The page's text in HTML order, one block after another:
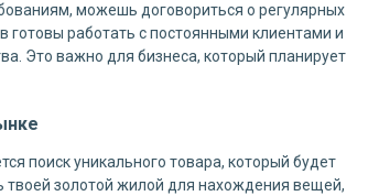
можешь договориться о регулярных
готовы работать с постоянными клиентами и
Это важно для бизнеса, который планирует
поиск уникального товара, который будет
твоей золотой жилой для нахождения вещей,